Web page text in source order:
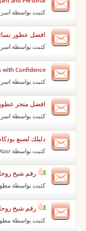
كتبت بواسطة
افضل عطور
كتبت بواسطة
with Confidence
كتبت بواسطة
افضل متجر
كتبت بواسطة
دليلك لصنع
كتبت بواسطة
رقم شيخ
كتبت بواسطة مطو
رقم شيخ
كتبت بواسطة مطو